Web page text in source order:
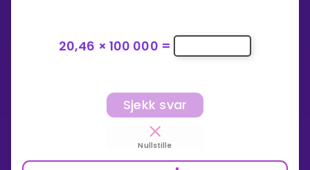
20,46 × 100 000 =
Sjekk svar
Nullstille